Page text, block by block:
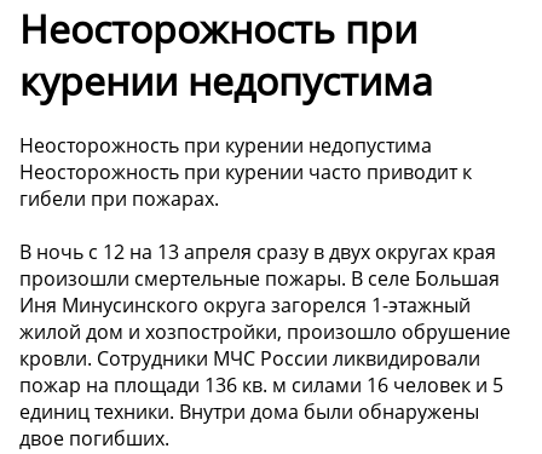
Неосторожность при
курении недопустима
Неосторожность при курении недопустима
Неосторожность при курении часто приводит к
гибели при пожарах.
В ночь с 12 на 13 апреля сразу в двух округах края
произошли смертельные пожары. В селе Большая
Иня Минусинского округа загорелся 1-этажный
жилой дом и хозпостройки, произошло обрушение
кровли. Сотрудники МЧС России ликвидировали
пожар на площади 136 кв. м силами 16 человек и 5
единиц техники. Внутри дома были обнаружены
двое погибших.